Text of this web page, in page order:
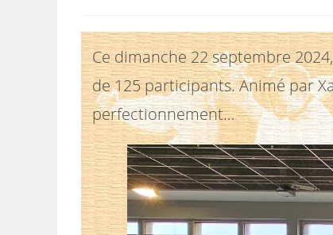
publication :
Ce dimanche 22 septembre
de 125 participants. Animé par
perfectionnement…